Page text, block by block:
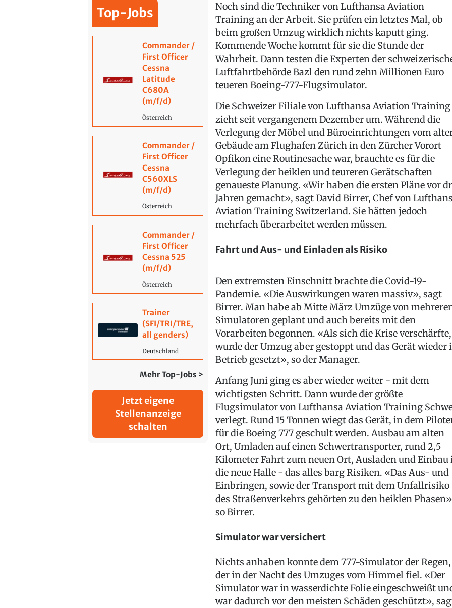
Top-Jobs
Commander /
First Officer
Cessna
Latitude
C680A
(m/f/d)
Österreich
Commander /
First Officer
Cessna
C560XLS
(m/f/d)
Österreich
Commander /
First Officer
Cessna 525
(m/f/d)
Österreich
Trainer
(SFI/TRI/TRE,
all genders)
Deutschland
Mehr Top-Jobs >
Jetzt eigene
Stellenanzeige
schalten
Noch sind die Techniker von Lufthansa Aviation
Training an der Arbeit. Sie prüfen ein letztes Mal, ob
beim großen Umzug wirklich nichts kaputt ging.
Kommende Woche kommt für sie die Stunde der
Wahrheit. Dann testen die Experten der
Luftfahrtbehörde Bazl den rund zehn Millionen Euro
teueren Boeing-777-Flugsimulator.
Die Schweizer Filiale von Lufthansa Aviation Training
zieht seit vergangenem Dezember um. Während die
Verlegung der Möbel und Büroeinrichtungen vom
Gebäude am Flughafen Zürich in den Zürcher Vorort
Opfikon eine Routinesache war, brauchte es für die
Verlegung der heiklen und teureren Gerätschaften
genaueste Planung. «Wir haben die ersten Pläne vor
Jahren gemacht», sagt David Birrer, Chef von
Aviation Training Switzerland. Sie hätten jedoch
mehrfach überarbeitet werden müssen.
Fahrt und Aus- und Einladen als Risiko
Den extremsten Einschnitt brachte die Covid-19-
Pandemie. «Die Auswirkungen waren massiv», sagt
Birrer. Man habe ab Mitte März Umzüge von
Simulatoren geplant und auch bereits mit den
Vorarbeiten begonnen. «Als sich die Krise verschärfte,
wurde der Umzug aber gestoppt und das Gerät wieder
Betrieb gesetzt», so der Manager.
Anfang Juni ging es aber wieder weiter - mit dem
wichtigsten Schritt. Dann wurde der größte
Flugsimulator von Lufthansa Aviation Training
verlegt. Rund 15 Tonnen wiegt das Gerät, in dem
für die Boeing 777 geschult werden. Ausbau am alten
Ort, Umladen auf einen Schwertransporter, rund 2,5
Kilometer Fahrt zum neuen Ort, Ausladen und Einbau
die neue Halle - das alles barg Risiken. «Das Aus- und
Einbringen, sowie der Transport mit dem Unfallrisiko
des Straßenverkehrs gehörten zu den heiklen
so Birrer.
Simulator war versichert
Nichts anhaben konnte dem 777-Simulator der Regen,
der in der Nacht des Umzuges vom Himmel fiel. «Der
Simulator war in wasserdichte Folie eingeschweißt
war dadurch vor den meisten Schäden geschützt»,